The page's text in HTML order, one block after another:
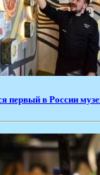
первый в России